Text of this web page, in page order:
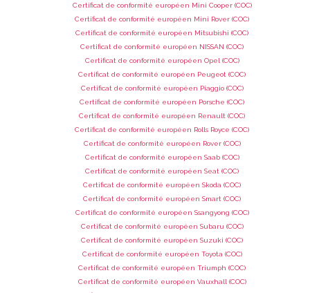
Certificat de conformité européen Mini Cooper (COC)
Certificat de conformité européen Mini Rover (COC)
Certificat de conformité européen Mitsubishi (COC)
Certificat de conformité européen NISSAN (COC)
Certificat de conformité européen Opel (COC)
Certificat de conformité européen Peugeot (COC)
Certificat de conformité européen Piaggio (COC)
Certificat de conformité européen Porsche (COC)
Certificat de conformité européen Renault (COC)
Certificat de conformité européen Rolls Royce (COC)
Certificat de conformité européen Rover (COC)
Certificat de conformité européen Saab (COC)
Certificat de conformité européen Seat (COC)
Certificat de conformité européen Skoda (COC)
Certificat de conformité européen Smart (COC)
Certificat de conformité européen Ssangyong (COC)
Certificat de conformité européen Subaru (COC)
Certificat de conformité européen Suzuki (COC)
Certificat de conformité européen Toyota (COC)
Certificat de conformité européen Triumph (COC)
Certificat de conformité européen Vauxhall (COC)